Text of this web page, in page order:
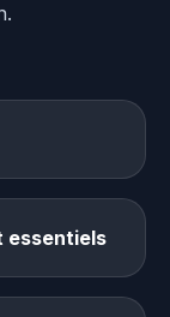
essentiels